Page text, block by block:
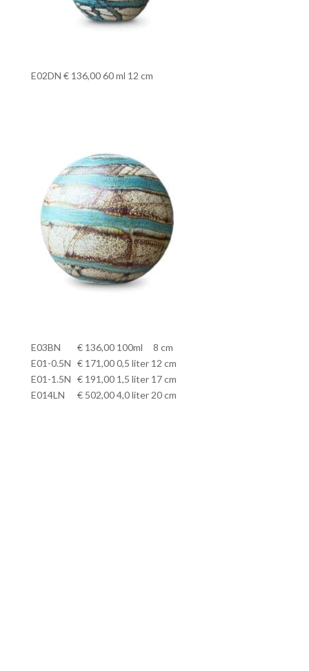
E02DN € 136,00 60 ml 12 cm
E03BN € 136,00 100ml 8 cm
E01-0.5N € 171,00 0,5 liter 12 cm
E01-1.5N € 191,00 1,5 liter 17 cm
E014LN € 502,00 4,0 liter 20 cm